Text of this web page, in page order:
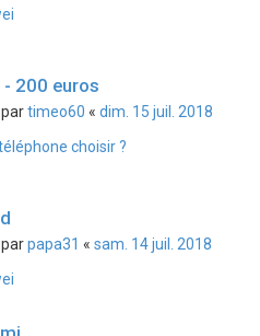
200 euros
timeo60 « dim. 15 juil. 2018
choisir ?
papa31 « sam. 14 juil. 2018